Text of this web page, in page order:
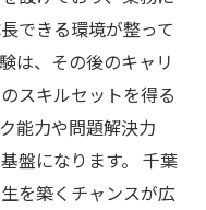
できる環境が整って
は、その後のキャリ
スキルセットを得る
能力や問題解決力
盤になります。 千葉
を築くチャンスが広